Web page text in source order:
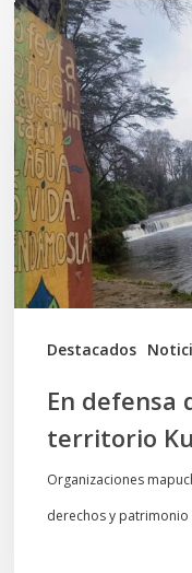
Destacados
En
defensa
del
Salto
Donguil
y
el
territorio
Kuzpe
Mapu
En defensa
territorio
Organizaciones
derechos y